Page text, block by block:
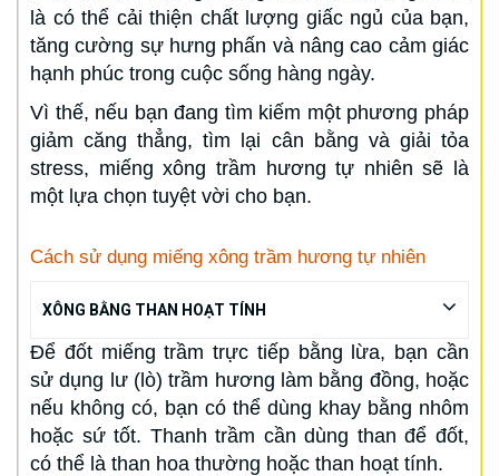
là có thể cải thiện chất lượng giấc ngủ của bạn,
tăng cường sự hưng phấn và nâng cao cảm giác
hạnh phúc trong cuộc sống hàng ngày.
Vì thế, nếu bạn đang tìm kiếm một phương pháp
giảm căng thẳng, tìm lại cân bằng và giải tỏa
stress, miếng xông trầm hương tự nhiên sẽ là
một lựa chọn tuyệt vời cho bạn.
Cách sử dụng miếng xông trầm hương tự nhiên
XÔNG BẰNG THAN HOẠT TÍNH
Để đốt miếng trầm trực tiếp bằng lừa, bạn cần
sử dụng lư (lò) trầm hương làm bằng đồng, hoặc
nếu không có, bạn có thể dùng khay bằng nhôm
hoặc sứ tốt. Thanh trầm cần dùng than để đốt,
có thể là than hoa thường hoặc than hoạt tính.